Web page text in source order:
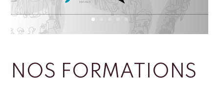
NOS FORMATIONS